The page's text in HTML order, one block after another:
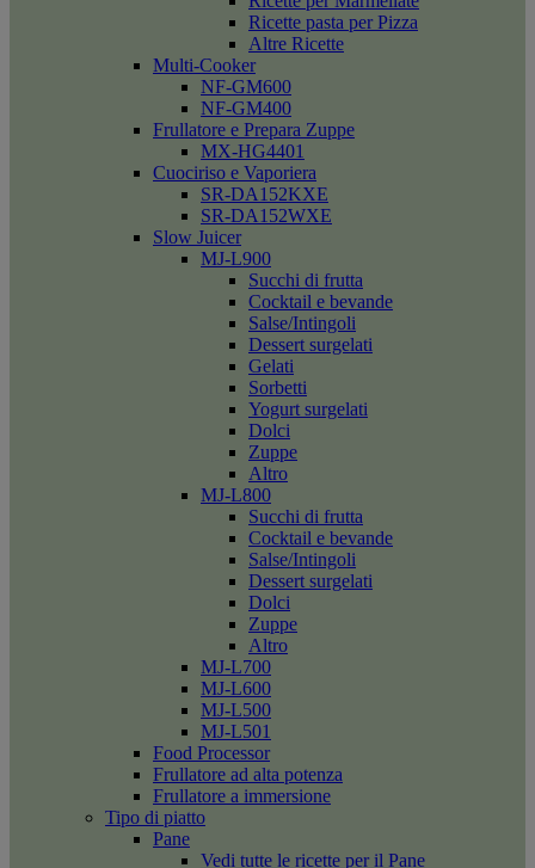
Ricette pasta per Pizza
Altre Ricette
Multi-Cooker
NF-GM600
NF-GM400
Frullatore e Prepara Zuppe
MX-HG4401
Cuociriso e Vaporiera
SR-DA152KXE
SR-DA152WXE
Slow Juicer
MJ-L900
Succhi di frutta
Cocktail e bevande
Salse/Intingoli
Dessert surgelati
Gelati
Sorbetti
Yogurt surgelati
Dolci
Zuppe
Altro
MJ-L800
Succhi di frutta
Cocktail e bevande
Salse/Intingoli
Dessert surgelati
Dolci
Zuppe
Altro
MJ-L700
MJ-L600
MJ-L500
MJ-L501
Food Processor
Frullatore ad alta potenza
Frullatore a immersione
Tipo di piatto
Pane
Vedi tutte le ricette per il Pane